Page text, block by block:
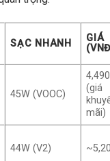
SẠC NHANH
GIÁ
45W (VOOC)
(giá
mãi)
44W (V2)